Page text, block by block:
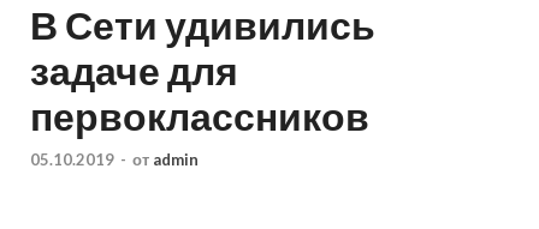
В Сети удивились
задаче для
первоклассников
05.10.2019 - от admin